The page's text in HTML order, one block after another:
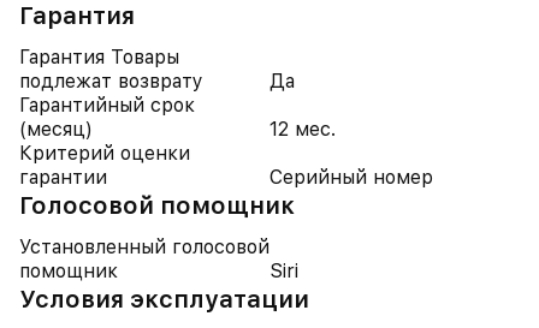
Гарантия
Гарантия Товары
подлежат возврату
Да
Гарантийный срок
(месяц)
12 мес.
Критерий оценки
гарантии
Серийный номер
Голосовой помощник
Установленный голосовой
помощник
Siri
Условия эксплуатации